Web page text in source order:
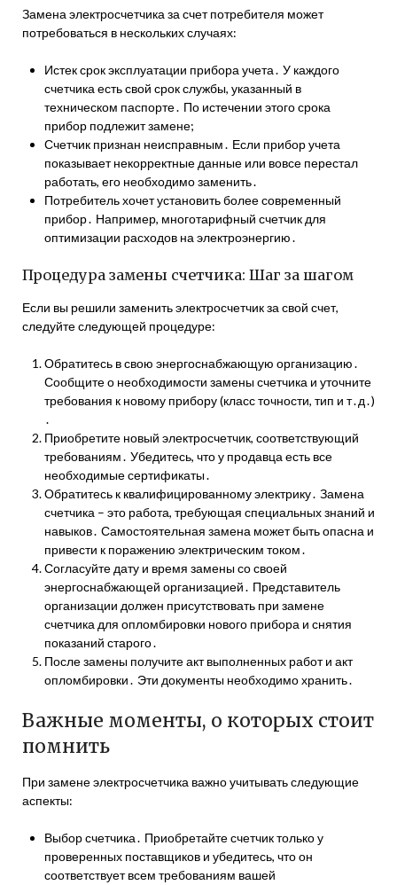
Замена электросчетчика за счет потребителя может
потребоваться в нескольких случаях:
Истек срок эксплуатации прибора учета․ У каждого
счетчика есть свой срок службы, указанный в
техническом паспорте․ По истечении этого срока
прибор подлежит замене;
Счетчик признан неисправным․ Если прибор учета
показывает некорректные данные или вовсе перестал
работать, его необходимо заменить․
Потребитель хочет установить более современный
прибор․ Например, многотарифный счетчик для
оптимизации расходов на электроэнергию․
Процедура замены счетчика: Шаг за шагом
Если вы решили заменить электросчетчик за свой счет,
следуйте следующей процедуре:
Обратитесь в свою энергоснабжающую организацию․
Сообщите о необходимости замены счетчика и уточните
требования к новому прибору (класс точности, тип и т․д․)
․
Приобретите новый электросчетчик, соответствующий
требованиям․ Убедитесь, что у продавца есть все
необходимые сертификаты․
Обратитесь к квалифицированному электрику․ Замена
счетчика – это работа, требующая специальных знаний и
навыков․ Самостоятельная замена может быть опасна и
привести к поражению электрическим током․
Согласуйте дату и время замены со своей
энергоснабжающей организацией․ Представитель
организации должен присутствовать при замене
счетчика для опломбировки нового прибора и снятия
показаний старого․
После замены получите акт выполненных работ и акт
опломбировки․ Эти документы необходимо хранить․
Важные моменты, о которых стоит
помнить
При замене электросчетчика важно учитывать следующие
аспекты:
Выбор счетчика․ Приобретайте счетчик только у
проверенных поставщиков и убедитесь, что он
соответствует всем требованиям вашей